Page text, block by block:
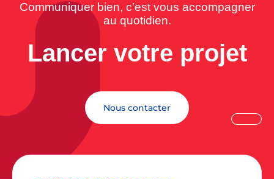
Communiquer bien, c’est vous accompagner
au quotidien.
Lancer votre projet
Nous contacter